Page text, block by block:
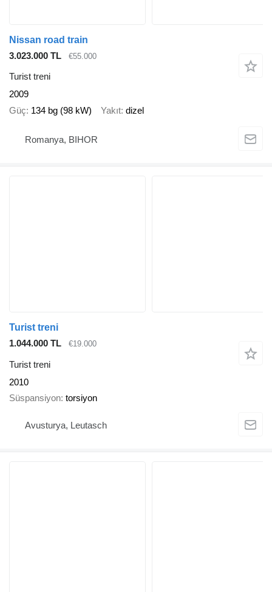
Nissan road train
3.023.000 TL
€55.000
Turist treni
2009
Güç 134 bg (98 kW) Yakıt dizel
Romanya, BIHOR
Turist treni
1.044.000 TL
€19.000
Turist treni
2010
Süspansiyon torsiyon
Avusturya, Leutasch